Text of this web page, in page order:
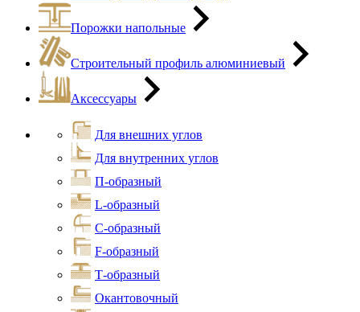
Порожки напольные
Строительный профиль алюминиевый
Аксессуары
Для внешних углов
Для внутренних углов
П-образный
L-образный
С-образный
F-образный
Т-образный
Окантовочный